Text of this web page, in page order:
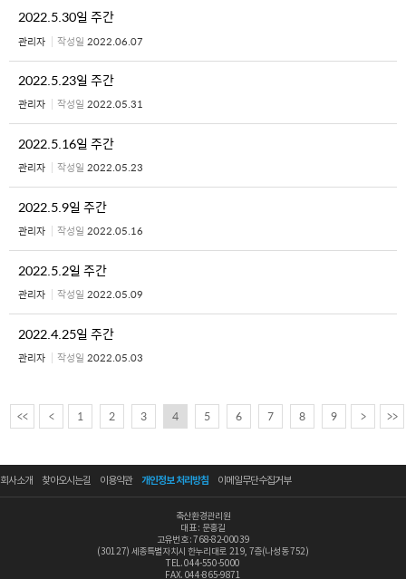
2022.5.30일 주간
관리자 작성일 2022.06.07
2022.5.23일 주간
관리자 작성일 2022.05.31
2022.5.16일 주간
관리자 작성일 2022.05.23
2022.5.9일 주간
관리자 작성일 2022.05.16
2022.5.2일 주간
관리자 작성일 2022.05.09
2022.4.25일 주간
관리자 작성일 2022.05.03
<< < 1 2 3 4 5 6 7 8 9 > >>
회사소개 찾아오시는길 이용약관 개인정보 처리방침 이메일무단수집거부
축산환경관리원
대표 : 문홍길
고유번호 : 768-82-00039
(30127) 세종특별자치시 한누리대로 219, 7층(나성동 752)
TEL. 044-550-5000
FAX. 044-865-9871